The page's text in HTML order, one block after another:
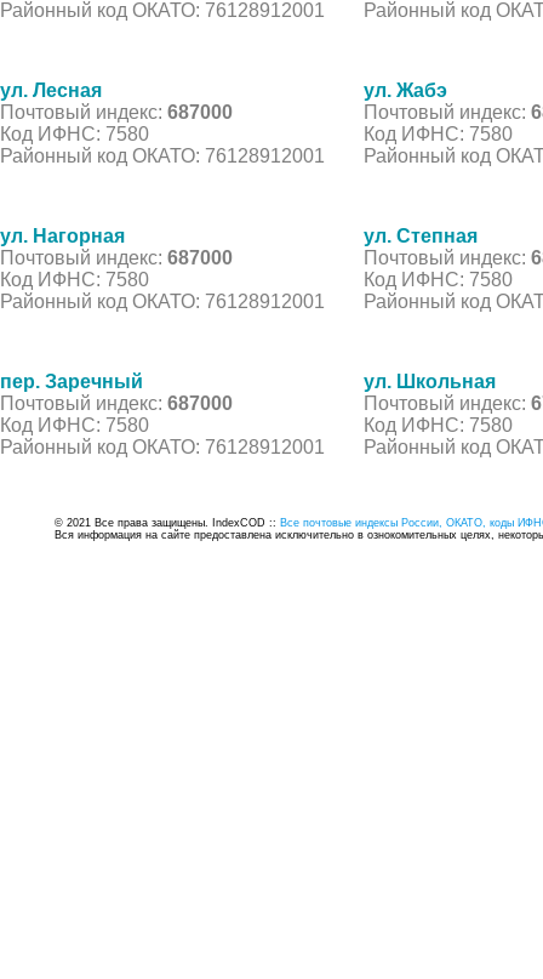
Районный код ОКАТО: 76128912001
Районный код
ул. Лесная
Почтовый индекс: 687000
Код ИФНС: 7580
Районный код ОКАТО: 76128912001
ул. Жабэ
Почтовый индекс:
Код ИФНС: 7580
Районный код
ул. Нагорная
Почтовый индекс: 687000
Код ИФНС: 7580
Районный код ОКАТО: 76128912001
ул. Степная
Почтовый индекс:
Код ИФНС: 7580
Районный код
пер. Заречный
Почтовый индекс: 687000
Код ИФНС: 7580
Районный код ОКАТО: 76128912001
ул. Школьная
Почтовый индекс:
Код ИФНС: 7580
Районный код
© 2021 Все права защищены. IndexCOD :: Все почтовые индексы России, ОКАТО, коды
Вся информация на сайте предоставлена исключительно в ознокомительных целях,